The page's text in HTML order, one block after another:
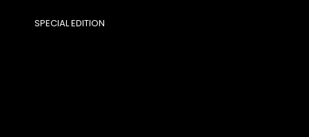
SPECIAL EDITION